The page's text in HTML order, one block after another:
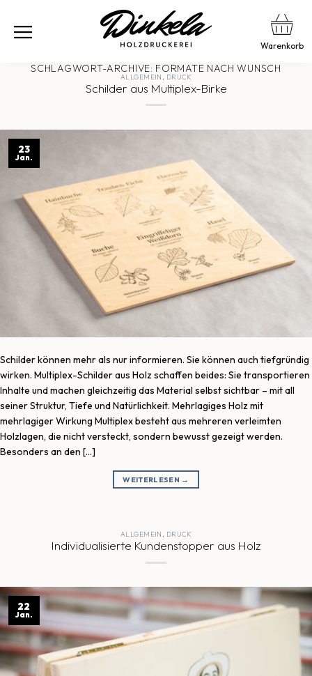
Warenkorb
SCHLAGWORT-ARCHIVE: FORMATE NACH WUNSCH
ALLGEMEIN , DRUCK
Schilder aus Multiplex-Birke
23
Jan.
Schilder können mehr als nur informieren. Sie können auch tiefgründig
wirken. Multiplex-Schilder aus Holz schaffen beides: Sie transportieren
Inhalte und machen gleichzeitig das Material selbst sichtbar – mit all
seiner Struktur, Tiefe und Natürlichkeit. Mehrlagiges Holz mit
mehrlagiger Wirkung Multiplex besteht aus mehreren verleimten
Holzlagen, die nicht versteckt, sondern bewusst gezeigt werden.
Besonders an den […]
WEITERLESEN →
ALLGEMEIN , DRUCK
Individualisierte Kundenstopper aus Holz
22
Jan.